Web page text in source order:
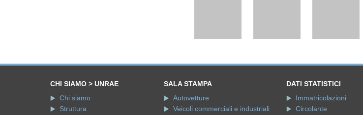
CHI SIAMO > UNRAE
Chi siamo
Struttura
SALA STAMPA
Autovetture
Veicoli commerciali e industriali
DATI STATISTICI
Immatricolazioni
Circolante